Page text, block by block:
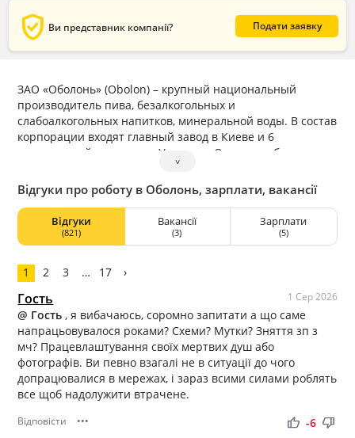
verified_user Ви представник компанії? Подати заявку
ЗАО «Оболонь» (Obolon) – крупный национальный
производитель пива, безалкогольных и
слабоалкогольных напитков, минеральной воды. В состав
корпорации входят главный завод в Киеве и 6
предприятий в регионах Украины. Основные бренды:
«Оболонь», «Magnat», «hike premium», «Оболонь
BeerMix», «Zibert», «Десант», «Живчик», «Frest»,
«Прозора». Продукция компании экспортируется в 33
страны мира.
˅
Відгуки про роботу в Оболонь, зарплати, вакансії
Відгуки
(821)
Вакансії
(3)
Зарплати
(5)
1 2 3 … 17 ›
Гость 1 Сер 2026
@ Гость, я вибачаюсь, соромно запитати а що саме
напрацьовувалося роками? Схеми? Мутки? Зняття зп з
мч? Працевлаштування своїх мертвих душ або
фотографів. Ви певно взагалі не в ситуації до чого
допрацювалися в мережах, і зараз всими силами роблять
все щоб надолужити втрачене.
Відповісти ••• thumb_up thumb_down
-6